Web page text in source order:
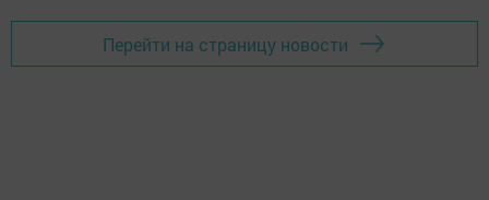
Перейти на страницу новости